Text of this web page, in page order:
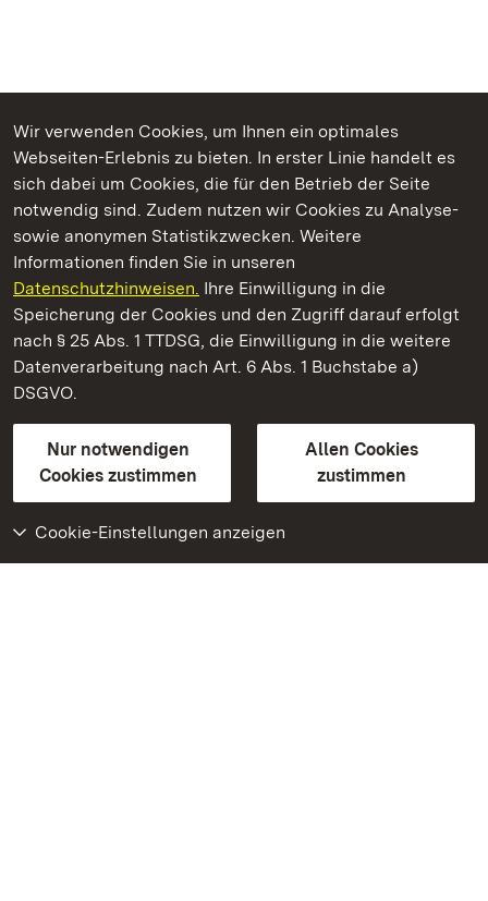
Wir verwenden Cookies, um Ihnen ein optimales
Webseiten-Erlebnis zu bieten. In erster Linie handelt es
sich dabei um Cookies, die für den Betrieb der Seite
notwendig sind. Zudem nutzen wir Cookies zu Analyse-
sowie anonymen Statistikzwecken. Weitere
Informationen finden Sie in unseren
Datenschutzhinweisen. Ihre Einwilligung in die
Speicherung der Cookies und den Zugriff darauf erfolgt
nach § 25 Abs. 1 TTDSG, die Einwilligung in die weitere
Datenverarbeitung nach Art. 6 Abs. 1 Buchstabe a)
DSGVO.
Nur notwendigen
Cookies zustimmen
Allen Cookies
zustimmen
Cookie-Einstellungen anzeigen
Kommen. Staunen. Genießen.
Staatliche Schlösser und Gärten Baden‑Württemberg
Staatliche Schlösser und Gärten Baden-Württemberg
Kontakt
GebärdenspracheLeichte Sprache
Erklärung zur Barrierefreiheit
BITV-konform (geprüfte Seiten)
Weiteres